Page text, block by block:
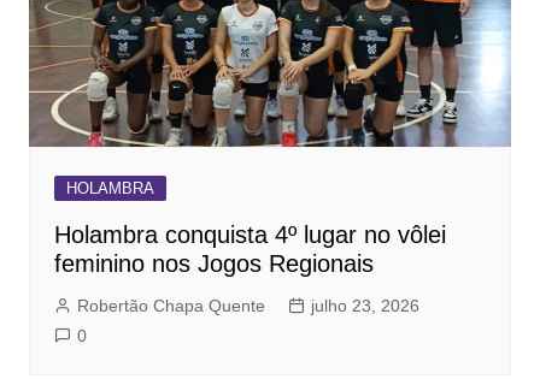
HOLAMBRA
Holambra conquista 4º lugar no vôlei
feminino nos Jogos Regionais
Robertão Chapa Quente
julho 23, 2026
0